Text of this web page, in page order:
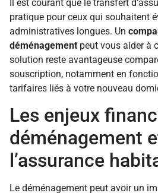
Il est courant que le transfert
pratique pour ceux qui souhaitent
administratives longues. Un
déménagement peut vous aider à
solution reste avantageuse
souscription, notamment en
tarifaires liés à votre nouveau
Les enjeux
déménagement
l’assurance
Le déménagement peut avoir un